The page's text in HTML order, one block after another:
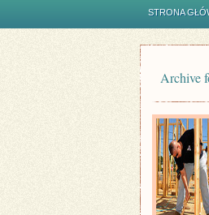
STRONA
Archive